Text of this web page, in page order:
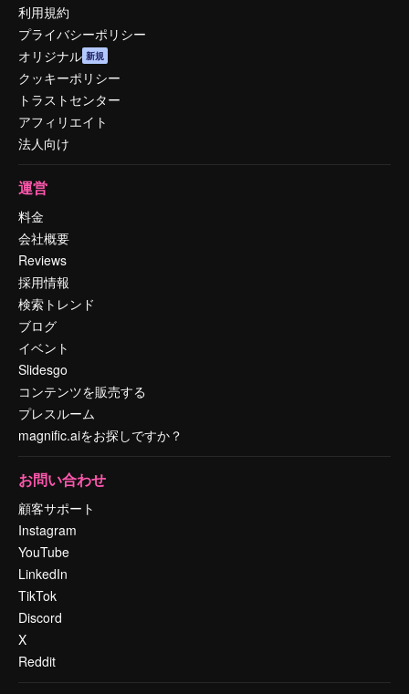
利用規約
プライバシーポリシー
オリジナル 新規
クッキーポリシー
トラストセンター
アフィリエイト
法人向け
運営
料金
会社概要
Reviews
採用情報
検索トレンド
ブログ
イベント
Slidesgo
コンテンツを販売する
プレスルーム
magnific.aiをお探しですか？
お問い合わせ
顧客サポート
Instagram
YouTube
LinkedIn
TikTok
Discord
X
Reddit